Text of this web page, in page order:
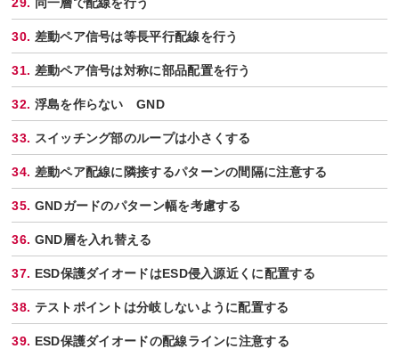
差動ペア信号は等長平行配線を行う
差動ペア信号は対称に部品配置を行う
浮島を作らない GND
スイッチング部のループは小さくする
差動ペア配線に隣接するパターンの間隔に注意する
GNDガードのパターン幅を考慮する
GND層を入れ替える
ESD保護ダイオードはESD侵入源近くに配置する
テストポイントは分岐しないように配置する
ESD保護ダイオードの配線ラインに注意する